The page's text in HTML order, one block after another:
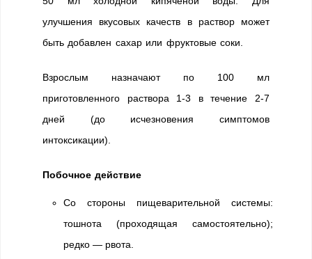
улучшения вкусовых качеств в раствор может
быть добавлен сахар или фруктовые соки.
Взрослым назначают по 100 мл
приготовленного раствора 1-3 в течение 2-7
дней (до исчезновения симптомов
интоксикации).
Побочное действие
Со стороны пищеварительной системы:
тошнота (проходящая самостоятельно);
редко — рвота.